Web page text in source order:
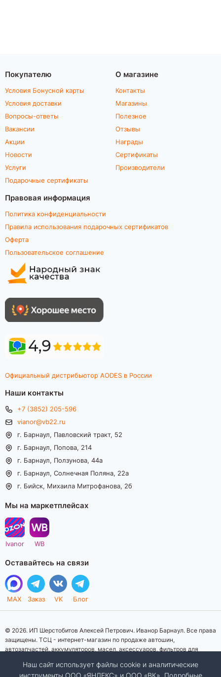
Покупателю
Условия Бонусной карты
Условия доставки
Вопросы-ответы
Вакансии
Акции
Новости
Услуги
Подарочные сертификаты
О магазине
Контакты
Магазины
Полезное
Отзывы
Награды
Сертификаты
Производители
Правовая информация
Политика конфиденциальности
Правила использования подарочных сертификатов
Оферта
Пользовательское соглашение
Официальный дистрибьютор AODES в России
Наши контакты
+7 (3852) 205-596
vianor@vb22.ru
г. Барнаул, Павловский тракт, 52
г. Барнаул, Попова, 214
г. Барнаул, Ползунова, 44а
г. Барнаул, Солнечная Поляна, 22а
г. Бийск, Михаила Митрофанова, 2б
Мы на маркетплейсах
Ivanor WB
Оставайтесь на связи
MAX Заказ VK Блог
© 2026. ИП Шерстобитов Алексей Петрович. Иванор Барнаул. Все права
защищены. ТСЦ - интернет-магазин по продаже автошин,
автозапчастей, аккумуляторов, масел, аксессуаров, фильтров для
информационный характер. Представленная информация о товарах, их
Наш сайт использует файлы cookie и аналитические